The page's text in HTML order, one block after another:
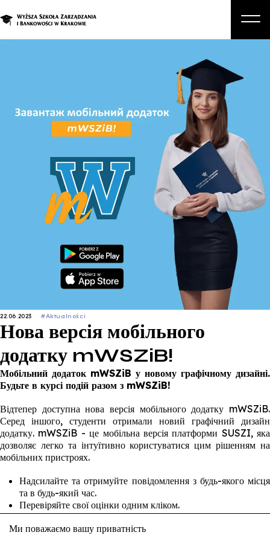
22.06.2023 #Aktualności
Нова версія мобільного
додатку mWSZiB!
Мобільний додатокmWSZiB у новому графічному дизайні.
Будьте в курсі подій разом з mWSZiB!
Відтепер доступна нова версія мобільного додатку mWSZiB.
Серед іншого, студенти отримали новий графічний дизайн
додатку. mWSZiB - це мобільна версія платформи SUSZI, яка
дозволяє легко та інтуїтивно користуватися цим рішенням на
мобільних пристроях.
Надсилайте та отримуйте повідомлення з будь-якого місця
та в будь-який час.
Перевіряйте свої оцінки одним кліком.
Не запізнюйтесь на заняття, перевіряйте місце та час лекції.
Резервуйте книги та переглядайте ресурси бібліотеки.
Ми поважаємо вашу приватність